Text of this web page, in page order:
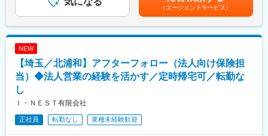
変更の範囲：会社の定める業務
・退職金計算及び会計処理の実施
■組織構成：
ペイロール＆ベネフィッツ ユニットに配属。40名（20代～60
成。
業務範囲が広く、これまでの知識・経験を活かせる、またさらに
（エージェントサービス）
NEW
【埼玉／北浦和】アフターフォロー（法人向け保険担
当）◆法人営業の経験を活かす／定時帰宅可／転勤な
し
Ｉ・ＮＥＳＴ有限会社
正社員 転勤なし 業種未経験歓迎